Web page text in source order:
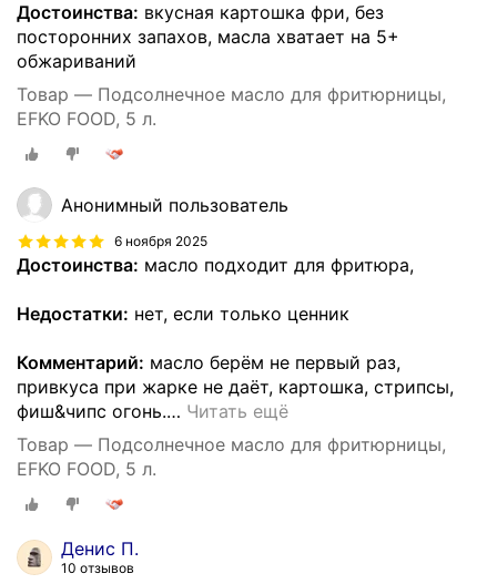
Достоинства: вкусная картошка фри, без
посторонних запахов, масла хватает на 5+
обжариваний
Товар — Подсолнечное масло для фритюрницы,
EFKO FOOD, 5 л.
Анонимный пользователь
6 ноября 2025
Достоинства: масло подходит для фритюра,
Недостатки: нет, если только ценник
Комментарий: масло берём не первый раз,
привкуса при жарке не даёт, картошка, стрипсы,
фиш&чипс огонь.… Читать ещё
Товар — Подсолнечное масло для фритюрницы,
EFKO FOOD, 5 л.
Денис П.
10 отзывов